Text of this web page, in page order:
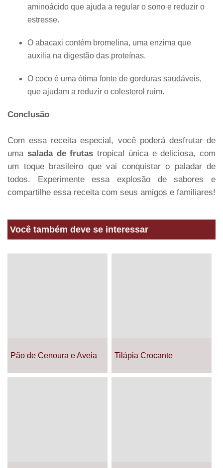
aminoácido que ajuda a regular o sono e reduzir o
estresse.
O abacaxi contém bromelina, uma enzima que
auxilia na digestão das proteínas.
O coco é uma ótima fonte de gorduras saudáveis,
que ajudam a reduzir o colesterol ruim.
Conclusão
Com essa receita especial, você poderá desfrutar de
uma salada de frutas tropical única e deliciosa, com
um toque brasileiro que vai conquistar o paladar de
todos. Experimente essa explosão de sabores e
compartilhe essa receita com seus amigos e familiares!
Você também deve se interessar
Pão de Cenoura e Aveia Tilápia Crocante